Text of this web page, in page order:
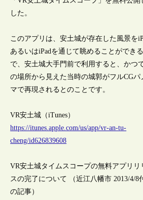
した。
このアプリは、安土城が存在した風景を
あるいはiPadを通じて眺めることができ
で、安土城大手門前で利用すると、かつ
の場所から見えた当時の城郭がフルCGパ
マで再現されるとのことです。
VR安土城（iTunes）
https://itunes.apple.com/us/app/vr-an-tu-
cheng/id626839608
VR安土城タイムスコープの無料アプリリ
スの完了について （近江八幡市 2013/4/8
の記事）